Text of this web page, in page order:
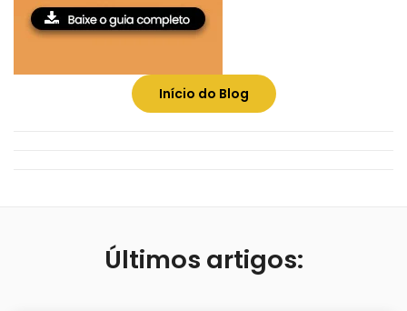
Início do Blog
Últimos artigos: